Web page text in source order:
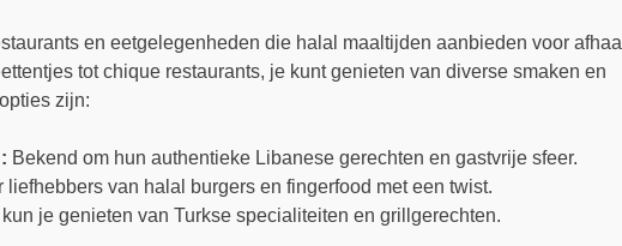
en eetgelegenheden die halal maaltijden aanbieden voor afhaal
tot chique restaurants, je kunt genieten van diverse smaken en
zijn:
Bekend om hun authentieke Libanese gerechten en gastvrije sfeer.
liefhebbers van halal burgers en fingerfood met een twist.
kun je genieten van Turkse specialiteiten en grillgerechten.